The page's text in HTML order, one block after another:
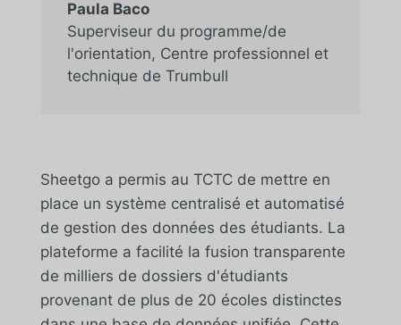
Paula Baco
Superviseur du programme/de
l'orientation, Centre professionnel et
technique de Trumbull
Sheetgo a permis au TCTC de mettre en
place un système centralisé et automatisé
de gestion des données des étudiants. La
plateforme a facilité la fusion transparente
de milliers de dossiers d'étudiants
provenant de plus de 20 écoles distinctes